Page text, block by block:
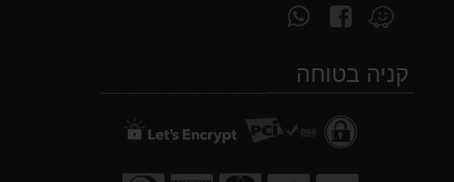
מצא
אותנו
Waze
עקוב
אחרינו
facebookקניה בטוחה